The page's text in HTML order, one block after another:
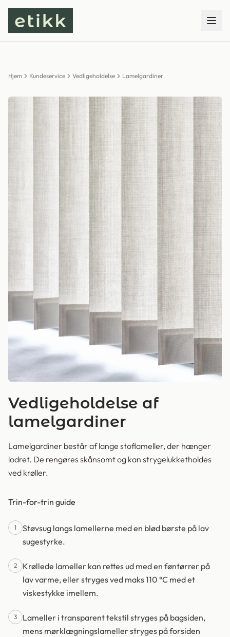
Hjem Kundeservice Vedligeholdelse Lamelgardiner
Vedligeholdelse af
lamelgardiner
Lamelgardiner består af lange stoflameller, der hænger
lodret. De rengøres skånsomt og kan strygelukket­holdes
ved krøller.
Trin-for-trin guide
1
Støvsug langs lamellerne med en blød børste på lav
sugestyrke.
2
Krøllede lameller kan rettes ud med en føntørrer på
lav varme, eller stryges ved maks 110 °C med et
viskestykke imellem.
3
Lameller i transparent tekstil stryges på bagsiden,
mens mørklægningslameller stryges på forsiden